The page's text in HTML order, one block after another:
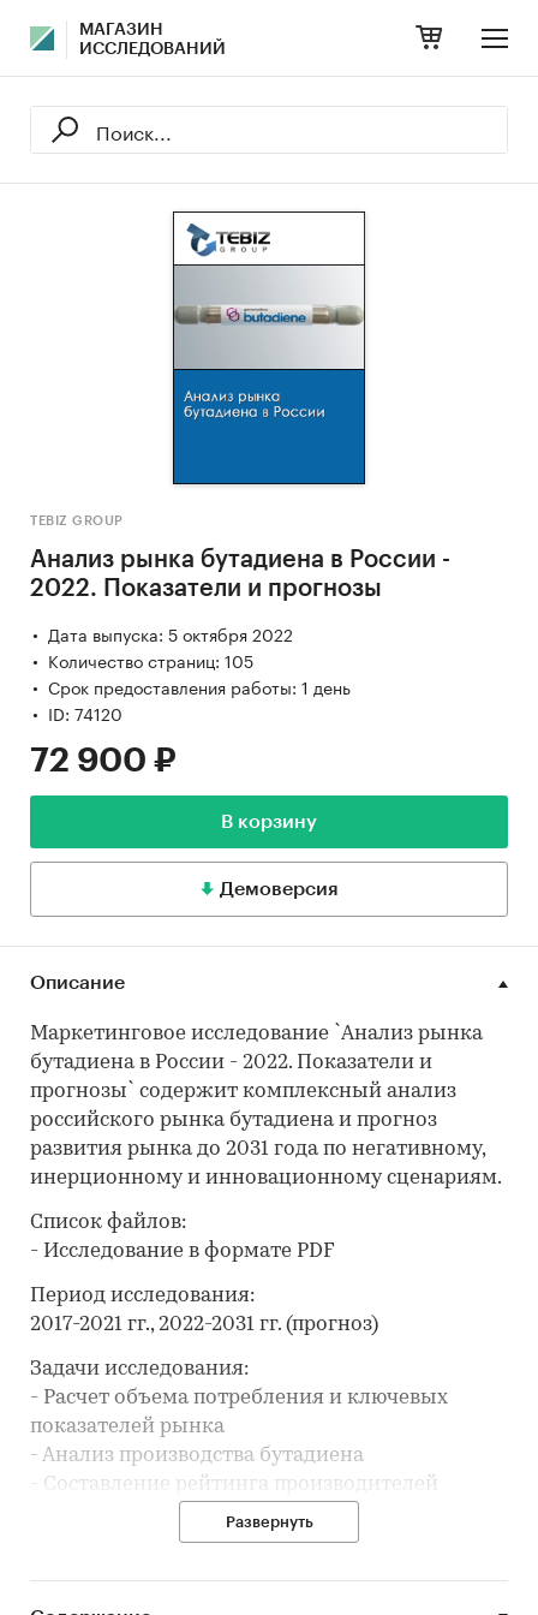
МАГАЗИН
ИССЛЕДОВАНИЙ
TEBIZ GROUP
Анализ рынка бутадиена в России -
2022. Показатели и прогнозы
Дата выпуска: 5 октября 2022
Количество страниц: 105
Срок предоставления работы: 1 день
ID: 74120
72 900 ₽
В корзину
Демоверсия
Описание
Маркетинговое исследование `Анализ рынка
бутадиена в России - 2022. Показатели и
прогнозы` содержит комплексный анализ
российского рынка бутадиена и прогноз
развития рынка до 2031 года по негативному,
инерционному и инновационному сценариям.
Список файлов:
- Исследование в формате PDF
Период исследования:
2017-2021 гг., 2022-2031 гг. (прогноз)
Задачи исследования:
- Расчет объема потребления и ключевых
показателей рынка
- Анализ производства бутадиена
- Составление рейтинга производителей
- Анализ импорта и экспорта
- Формирование прогноза развития рынка
В разделе `Ведущие производители`
Развернуть